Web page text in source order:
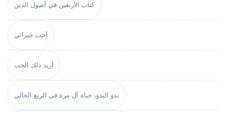
كتاب الأربعين في أصول الدين
أحب جيراني
أريد ذلك الحب
بدو البدو، حياة آل مرة في الربع الخالي